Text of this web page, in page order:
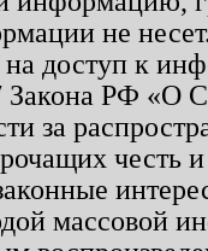
не
на доступ к
Закона РФ «О
за
честь
массовой